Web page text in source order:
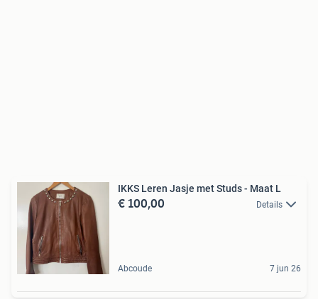
IKKS Leren Jasje met Studs - Maat L
€ 100,00 Details
Abcoude 7 jun 26